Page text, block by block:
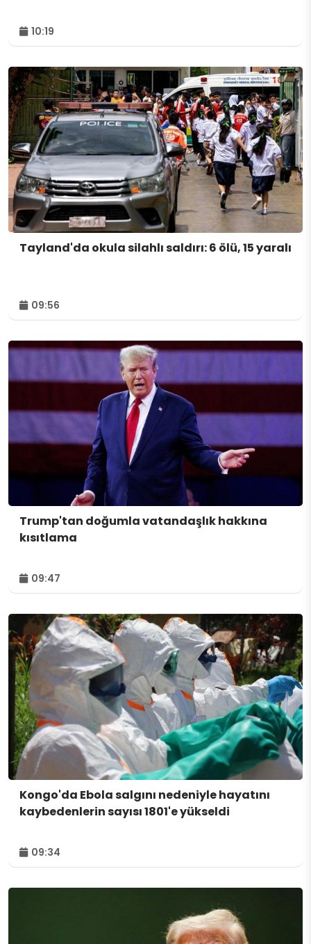
10:19
Tayland'da okula silahlı saldırı: 6 ölü, 15 yaralı
09:56
Trump'tan doğumla vatandaşlık hakkına
kısıtlama
09:47
Kongo'da Ebola salgını nedeniyle hayatını
kaybedenlerin sayısı 1801'e yükseldi
09:34